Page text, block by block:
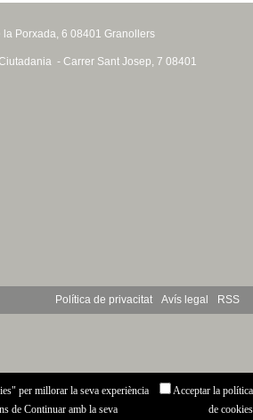
Porxada, 6 08401 Granollers
- Carrer Sant Josep, 7 08401
Política de privacitat Avís legal RSS
per millorar la seva experiència
de Continuar amb la seva
Acceptar la política
de cookies